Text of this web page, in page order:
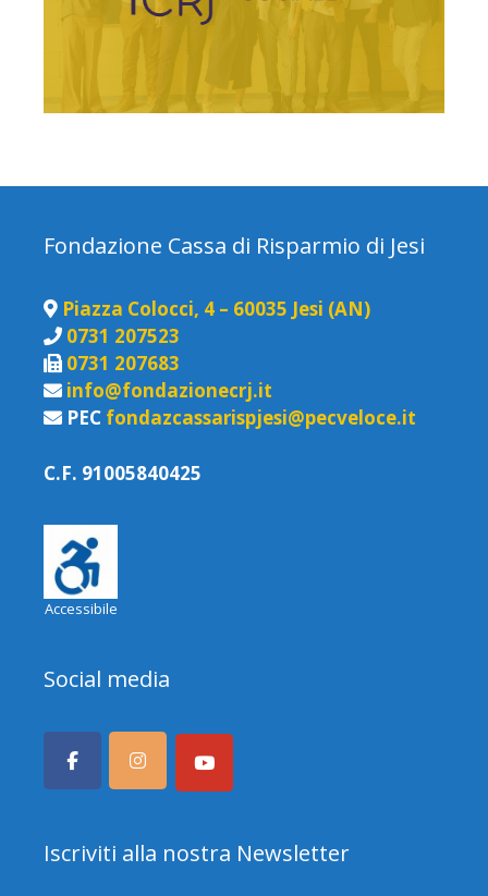
Fondazione Cassa di Risparmio di Jesi
Piazza Colocci, 4 – 60035 Jesi (AN)
0731 207523
0731 207683
info@fondazionecrj.it
PEC fondazcassarispjesi@pecveloce.it
C.F. 91005840425
Accessibile
Social media
Iscriviti alla nostra Newsletter